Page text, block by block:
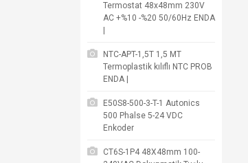
Termostat 48x48mm 230V
AC +%10 -%20 50/60Hz ENDA
NTC-APT-1,5T 1,5 MT
Termoplastik kılıflı NTC PROB
ENDA |
E50S8-500-3-T-1 Autonics
500 Phalse 5-24 VDC
Enkoder
CT6S-1P4 48X48mm 100-